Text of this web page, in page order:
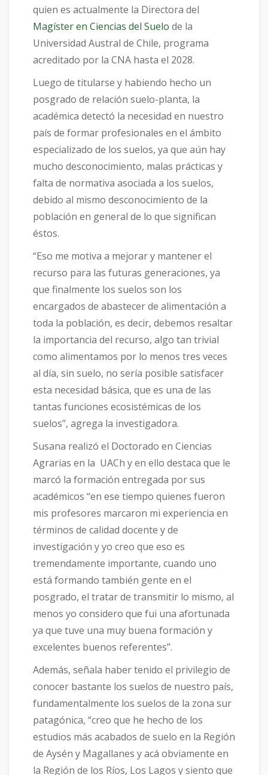
quien es actualmente la Directora del
Magíster en Ciencias del Suelo de la
Universidad Austral de Chile, programa
acreditado por la CNA hasta el 2028.
Luego de titularse y habiendo hecho un
posgrado de relación suelo-planta, la
académica detectó la necesidad en nuestro
país de formar profesionales en el ámbito
especializado de los suelos, ya que aún hay
mucho desconocimiento, malas prácticas y
falta de normativa asociada a los suelos,
debido al mismo desconocimiento de la
población en general de lo que significan
éstos.
“Eso me motiva a mejorar y mantener el
recurso para las futuras generaciones, ya
que finalmente los suelos son los
encargados de abastecer de alimentación a
toda la población, es decir, debemos resaltar
la importancia del recurso, algo tan trivial
como alimentamos por lo menos tres veces
al día, sin suelo, no sería posible satisfacer
esta necesidad básica, que es una de las
tantas funciones ecosistémicas de los
suelos”, agrega la investigadora.
Susana realizó el Doctorado en Ciencias
Agrarias en la UACh y en ello destaca que le
marcó la formación entregada por sus
académicos “en ese tiempo quienes fueron
mis profesores marcaron mi experiencia en
términos de calidad docente y de
investigación y yo creo que eso es
tremendamente importante, cuando uno
está formando también gente en el
posgrado, el tratar de transmitir lo mismo, al
menos yo considero que fui una afortunada
ya que tuve una muy buena formación y
excelentes buenos referentes”.
Además, señala haber tenido el privilegio de
conocer bastante los suelos de nuestro país,
fundamentalmente los suelos de la zona sur
patagónica, “creo que he hecho de los
estudios más acabados de suelo en la Región
de Aysén y Magallanes y acá obviamente en
la Región de los Ríos, Los Lagos y siento que